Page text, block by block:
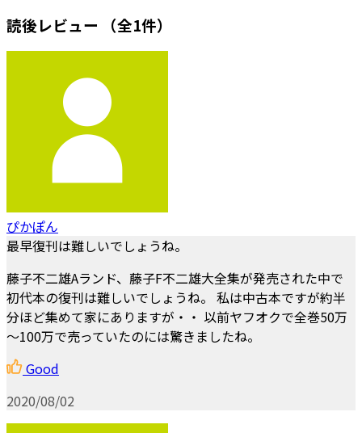
読後レビュー （全1件）
ぴかぽん
最早復刊は難しいでしょうね。
藤子不二雄Aランド、藤子F不二雄大全集が発売された中で
初代本の復刊は難しいでしょうね。 私は中古本ですが約半
分ほど集めて家にありますが・・ 以前ヤフオクで全巻50万
～100万で売っていたのには驚きましたね。
Good
2020/08/02